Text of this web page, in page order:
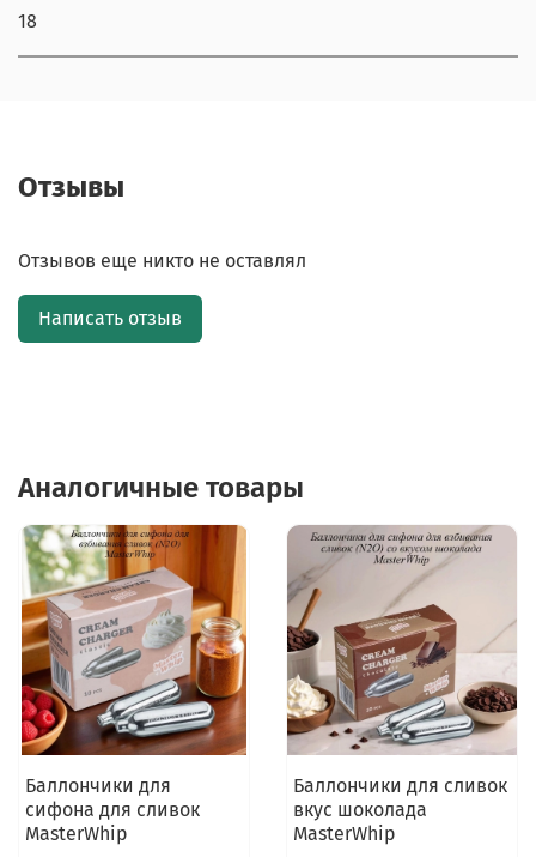
18
Отзывы
Отзывов еще никто не оставлял
Написать отзыв
Аналогичные товары
Баллончики для
сифона для сливок
MasterWhip
Баллончики для сливок
вкус шоколада
MasterWhip